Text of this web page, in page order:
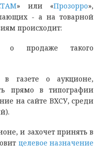
» или «Прозорро»,
- а на товарной
происходит:
о продаже такого
в газете о аукционе,
прямо в типографии
на сайте ВХСУ, среди
и захочет принять в
целевое назначение